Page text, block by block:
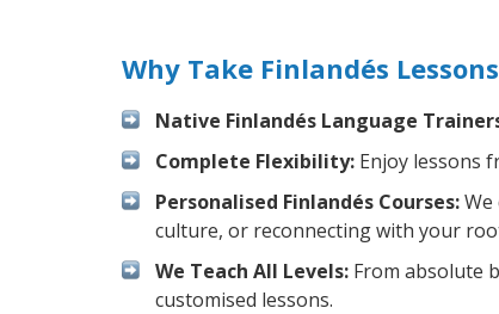
Why Take Finlandés
Native Finlandés Language
Complete Flexibility: Enjoy lessons
Personalised Finlandés Courses:
culture, or reconnecting with your
We Teach All Levels: From absolute
customised lessons.